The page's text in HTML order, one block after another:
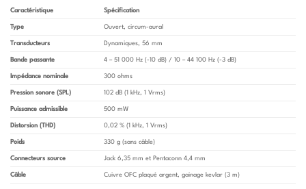
Caractéristique Spécification
Type Ouvert, circum-aural
Transducteurs Dynamiques, 56 mm
Bande passante 4 – 51 000 Hz (-10 dB) / 10 – 44 100 Hz (-3 dB)
Impédance nominale 300 ohms
Pression sonore (SPL) 102 dB (1 kHz, 1 Vrms)
Puissance admissible 500 mW
Distorsion (THD) 0,02 % (1 kHz, 1 Vrms)
Poids 330 g (sans câble)
Connecteurs source Jack 6,35 mm et Pentaconn 4,4 mm
Câble Cuivre OFC plaqué argent, gainage kevlar (3 m)